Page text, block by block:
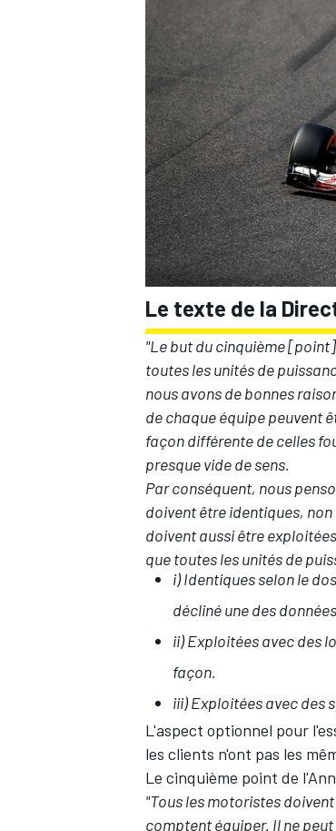
AUTRES CHAMPIONNATS
Le texte de la
"Le but du cinquième
toutes les unités de
nous avons de bonnes
de chaque équipe peuvent
façon différente de celles
presque vide de sens.
Par conséquent, nous
doivent être identiques,
doivent aussi être
que toutes les unités de
i) Identiques selon le
décliné une des
ii) Exploitées avec des
façon.
iii) Exploitées avec
L'aspect optionnel pour
les clients n'ont pas les
Le cinquième point de
"Tous les motoristes
comptent équiper. Il ne